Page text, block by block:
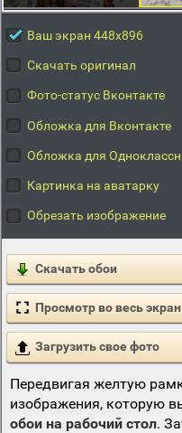
Ваш экран 448x896
Скачать оригинал
Фото-статус Вконтакте
Обложка для Вконтакте
Обложка для
Картинка на аватарку
Обрезать изображение
Скачать обои
Просмотр во весь экран
Загрузить свое фото
Передвигая желтую
изображения, которую
обои на рабочий стол.